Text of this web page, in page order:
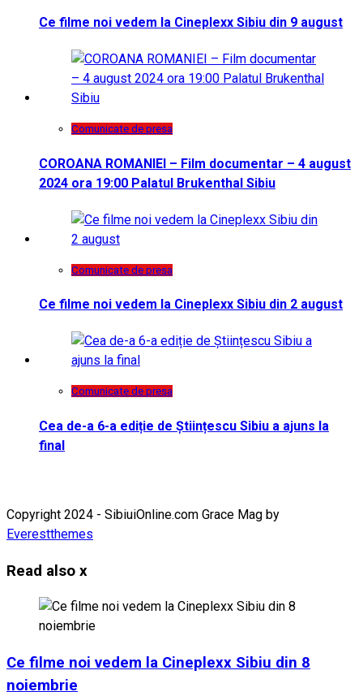
Ce filme noi vedem la Cineplexx Sibiu din 9 august
Comunicate de presa
COROANA ROMANIEI – Film documentar – 4 august
2024 ora 19:00 Palatul Brukenthal Sibiu
Comunicate de presa
Ce filme noi vedem la Cineplexx Sibiu din 2 august
Comunicate de presa
Cea de-a 6-a ediție de Științescu Sibiu a ajuns la
final
Copyright 2024 - SibiuiOnline.com Grace Mag by
Everestthemes
Read also x
Ce filme noi vedem la Cineplexx Sibiu din 8
noiembrie